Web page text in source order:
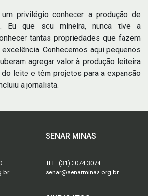
privilégio conhecer a produção de
Eu que sou mineira, nunca tive a
tantas propriedades que fazem
Conhecemos aqui pequenos
agregar valor à produção leiteira
leite e têm projetos para a expansão
a jornalista.
SENAR MINAS
TEL: (31) 3074.3074
senar@senarminas.org.br